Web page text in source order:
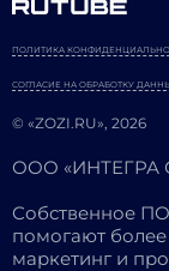
© «ZOZI.RU», 2026
ПОЛИТИКА
СОГЛАСИЕ НА ОБРАБОТКУ
ООО «ИНТЕГРА
Собственное
помогают
маркетинг и